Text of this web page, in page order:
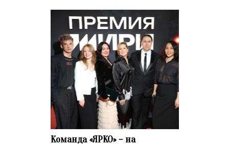
Команда «ЯРКО» – на